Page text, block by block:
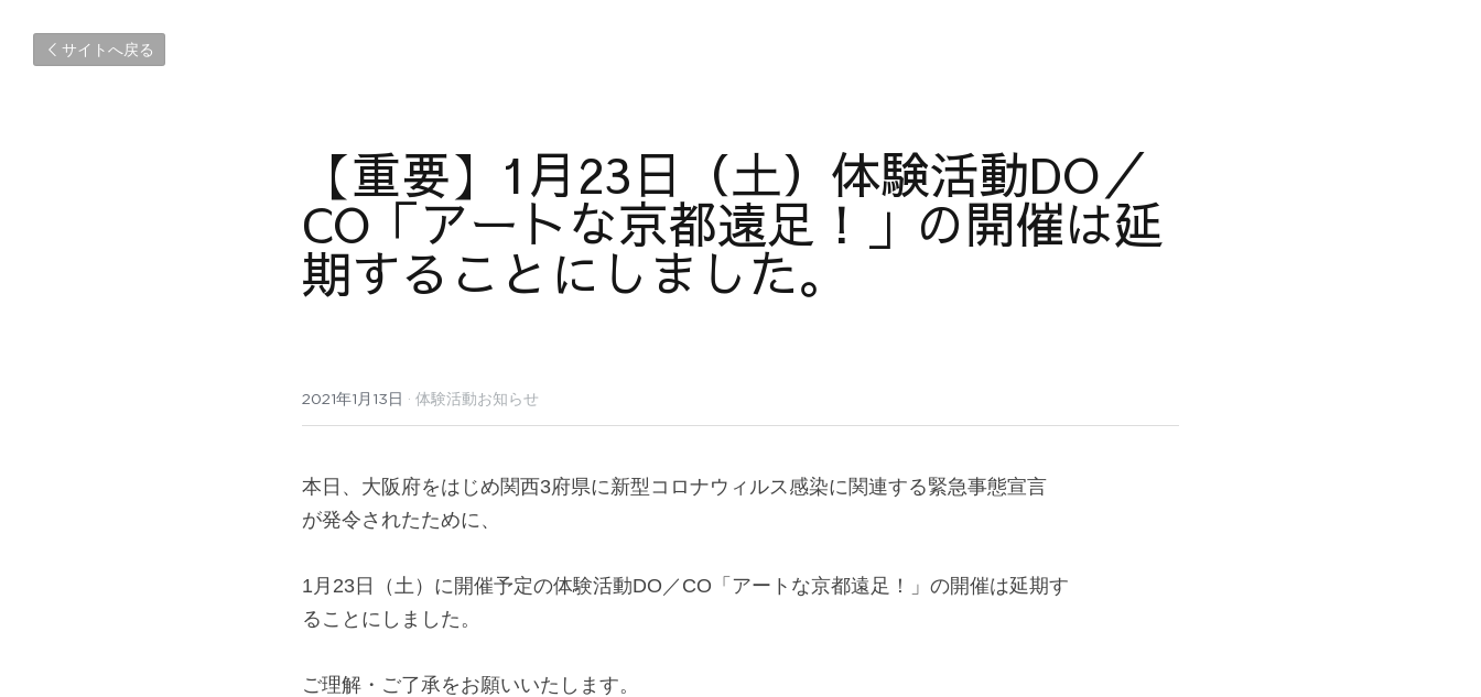
サイトへ戻る
【重要】1月23日（土）体験活動DO／
CO「アートな京都遠足！」の開催は延
期することにしました。
2021年1月13日 · 体験活動お知らせ
本日、大阪府をはじめ関西3府県に新型コロナウィルス感染に関連する緊急事態宣言
が発令されたために、
1月23日（土）に開催予定の体験活動DO／CO「アートな京都遠足！」の開催は延期す
ることにしました。
ご理解・ご了承をお願いいたします。